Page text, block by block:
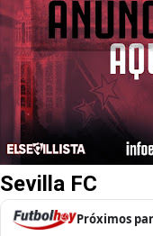
Sevilla FC